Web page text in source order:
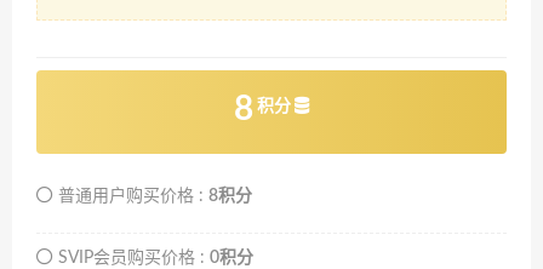
8 积分
普通用户购买价格 : 8积分
SVIP会员购买价格 : 0积分